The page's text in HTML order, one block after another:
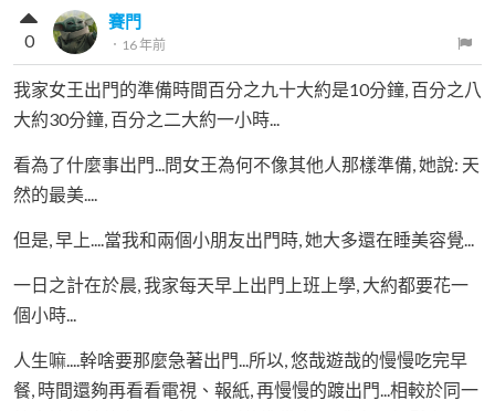
賽門
． 16 年前
0
我家女王出門的準備時間百分之九十大約是10分鐘, 百分之八
大約30分鐘, 百分之二大約一小時...
看為了什麼事出門...問女王為何不像其他人那樣準備, 她說: 天
然的最美....
但是, 早上....當我和兩個小朋友出門時, 她大多還在睡美容覺...
一日之計在於晨, 我家每天早上出門上班上學, 大約都要花一
個小時...
人生嘛....幹啥要那麼急著出門...所以, 悠哉遊哉的慢慢吃完早
餐, 時間還夠再看看電視、報紙, 再慢慢的踱出門...相較於同一